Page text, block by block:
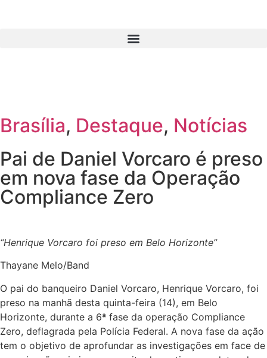
Brasília, Destaque, Notícias
Pai de Daniel Vorcaro é preso
em nova fase da Operação
Compliance Zero
“Henrique Vorcaro foi preso em Belo Horizonte”
Thayane Melo/Band
O pai do banqueiro Daniel Vorcaro, Henrique Vorcaro, foi
preso na manhã desta quinta-feira (14), em Belo
Horizonte, durante a 6ª fase da operação Compliance
Zero, deflagrada pela Polícia Federal. A nova fase da ação
tem o objetivo de aprofundar as investigações em face de